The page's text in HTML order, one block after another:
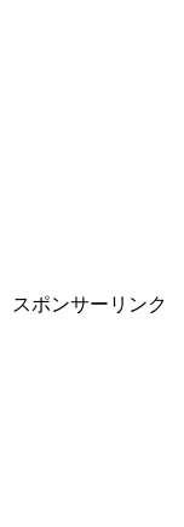
スポンサーリンク